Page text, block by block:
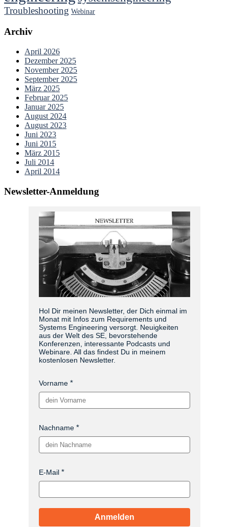
Troubleshooting Webinar
Archiv
April 2026
Dezember 2025
November 2025
September 2025
März 2025
Februar 2025
Januar 2025
August 2024
August 2023
Juni 2023
Juni 2015
März 2015
Juli 2014
April 2014
Newsletter-Anmeldung
Hol Dir meinen Newsletter, der Dich einmal im
Monat mit Infos zum Requirements und
Systems Engineering versorgt. Neuigkeiten
aus der Welt des SE, bevorstehende
Konferenzen, interessante Podcasts und
Webinare. All das findest Du in meinem
kostenlosen Newsletter.
Vorname
Nachname
E-Mail
Anmelden